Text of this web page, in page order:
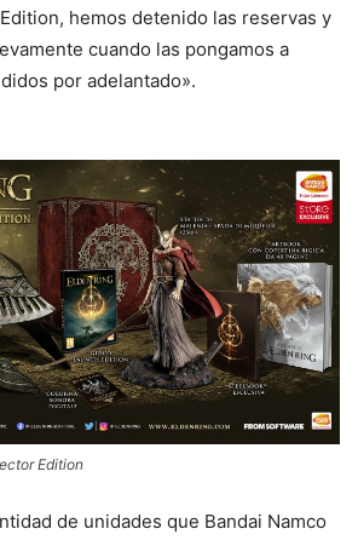
hemos detenido las reservas y
cuando las pongamos a
por adelantado».
Edition
de unidades que Bandai Namco